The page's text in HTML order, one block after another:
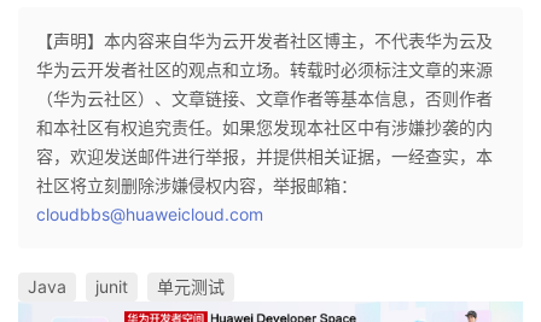
【声明】本内容来自华为云开发者社区博主，不代表华为云及
华为云开发者社区的观点和立场。转载时必须标注文章的来源
（华为云社区）、文章链接、文章作者等基本信息，否则作者
和本社区有权追究责任。如果您发现本社区中有涉嫌抄袭的内
容，欢迎发送邮件进行举报，并提供相关证据，一经查实，本
社区将立刻删除涉嫌侵权内容，举报邮箱：
cloudbbs@huaweicloud.com
Java junit 单元测试